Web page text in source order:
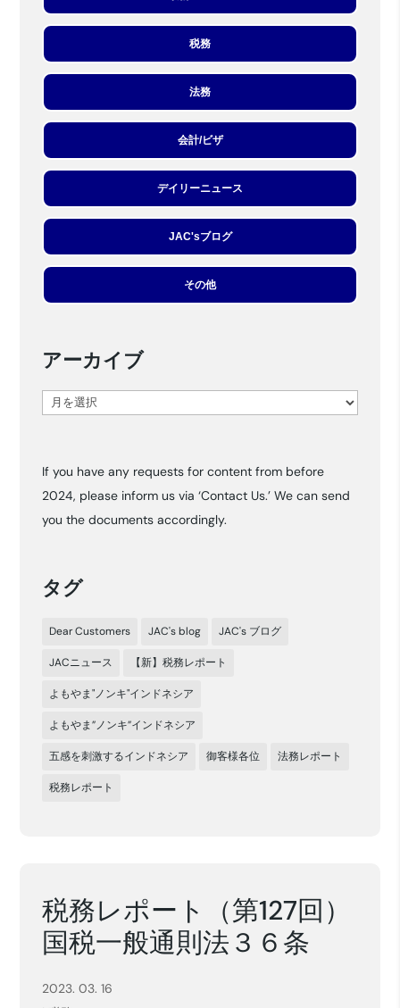
税務
法務
会計/ビザ
デイリーニュース
JAC'sブログ
その他
アーカイブ
ア
イ
ブ
If you have any requests for content from before
2024, please inform us via ‘Contact Us.’ We can send
you the documents accordingly.
タグ
Dear Customers JAC's blog JAC's ブログ
JACニュース 【新】税務レポート
よもやま"ノンキ"インドネシア
よもやま”ノンキ”インドネシア
五感を刺激するインドネシア 御客様各位 法務レポート
税務レポート
税務レポート（第127回）
国税一般通則法３６条
2023. 03. 16